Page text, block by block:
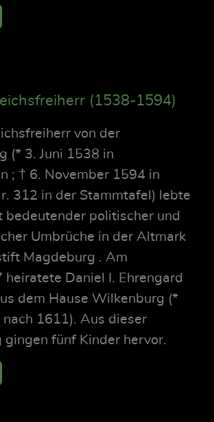
(1538-1594)
von der
(* 3. Juni 1538 in
; † 6. November 1594 in
312 in der Stammtafel) lebte
bedeutender politischer und
Umbrüche in der Altmark
Magdeburg . Am
heiratete Daniel I. Ehrengard
dem Hause Wilkenburg (*
nach 1611). Aus dieser
gingen fünf Kinder hervor.